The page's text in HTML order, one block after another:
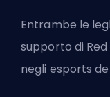
Entrambe le
supporto di
negli esports